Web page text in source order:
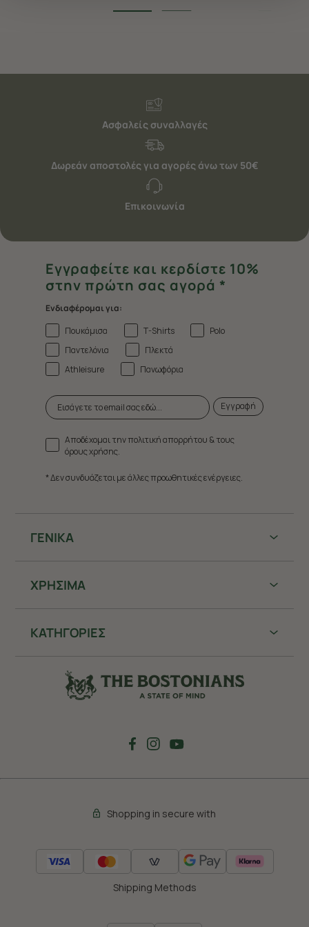
τη σελίδαΠολιτική cookies (link).
Ασφαλείς συναλλαγές
Δωρεάν αποστολές για αγορές άνω των 50€
Επικοινωνία
ΓΕΝΙΚΑ
ΧΡHΣΙΜΑ
ΚΑΤΗΓΟΡΙΕΣ
Εγγραφείτε και κερδίστε 10%
στην πρώτη σας αγορά *
Ενδιαφέρομαι για:
Πουκάμισα
T-Shirts
Polo
Παντελόνια
Πλεκτά
Athleisure
Πανωφόρια
Εγγραφή
Αποδέχομαι την πολιτική απορρήτου & τους
όρους χρήσης.
* Δεν συνδυάζεται με άλλες προωθητικές ενέργειες.
Shopping in secure with
Shipping Methods